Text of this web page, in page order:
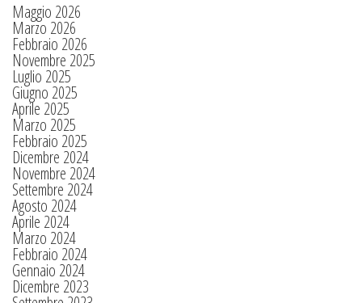
Maggio 2026
Marzo 2026
Febbraio 2026
Novembre 2025
Luglio 2025
Giugno 2025
Aprile 2025
Marzo 2025
Febbraio 2025
Dicembre 2024
Novembre 2024
Settembre 2024
Agosto 2024
Aprile 2024
Marzo 2024
Febbraio 2024
Gennaio 2024
Dicembre 2023